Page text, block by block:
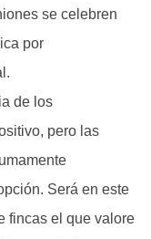
se celebren
por
de los
pero las
Será en este
fincas el que valore